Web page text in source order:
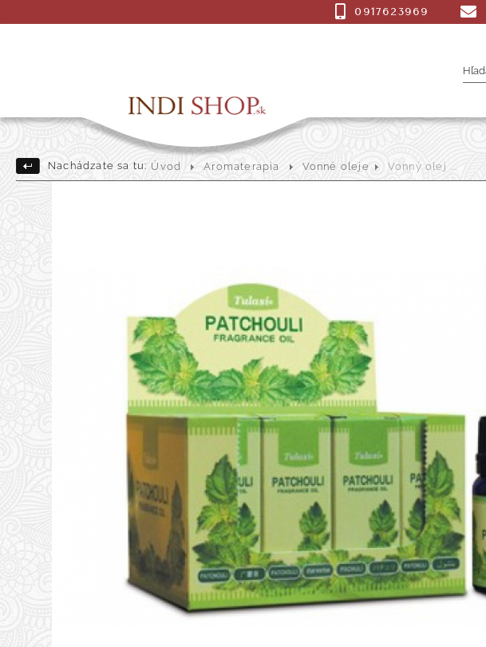
0917623969
Drevené Sošky Indické Vonné tyčinky
Nachádzate sa tu: Úvod Aromaterapia Vonné oleje Vonný olej ...